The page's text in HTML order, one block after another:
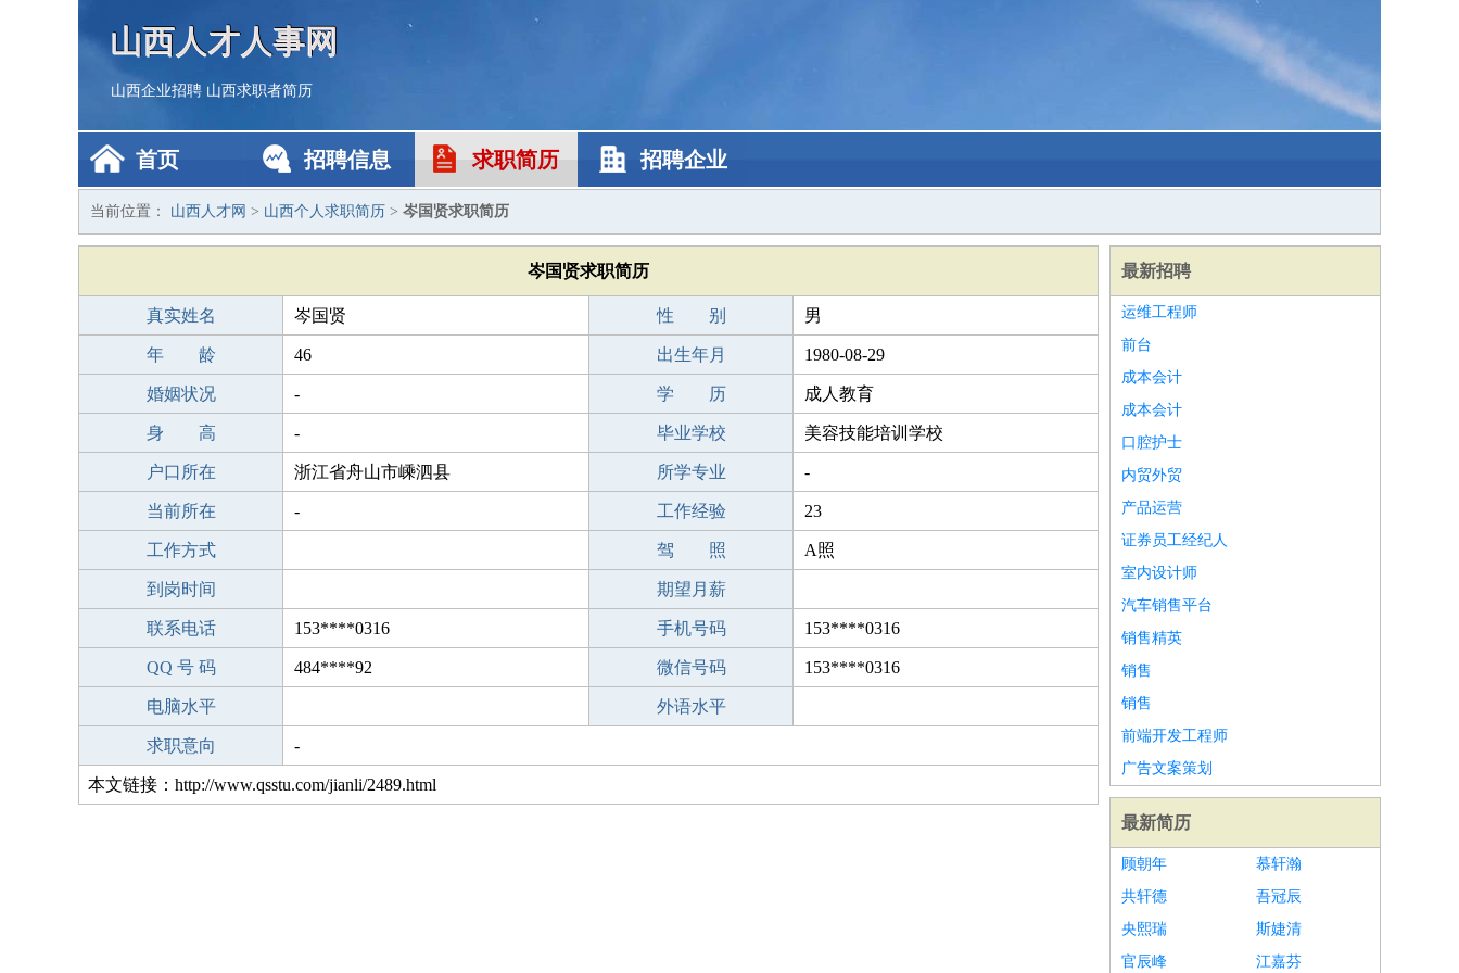
山西人才人事网
山西企业招聘 山西求职者简历
首页 招聘信息 求职简历 招聘企业
当前位置： 山西人才网 > 山西个人求职简历 > 岑国贤求职简历
岑国贤求职简历
真实姓名 岑国贤 性 别 男
年 龄 46 出生年月 1980-08-29
婚姻状况 - 学 历 成人教育
身 高 - 毕业学校 美容技能培训学校
户口所在 浙江省舟山市嵊泗县 所学专业 -
当前所在 - 工作经验 23
工作方式 驾 照 A照
到岗时间 期望月薪
联系电话 153****0316 手机号码 153****0316
QQ 号 码 484****92 微信号码 153****0316
电脑水平 外语水平
求职意向 -
本文链接：http://www.qsstu.com/jianli/2489.html
最新招聘
运维工程师
前台
成本会计
成本会计
口腔护士
内贸外贸
产品运营
证券员工经纪人
室内设计师
汽车销售平台
销售精英
销售
销售
前端开发工程师
广告文案策划
最新简历
顾朝年
慕轩瀚
共轩德
吾冠辰
央熙瑞
斯婕清
官辰峰
江嘉芬